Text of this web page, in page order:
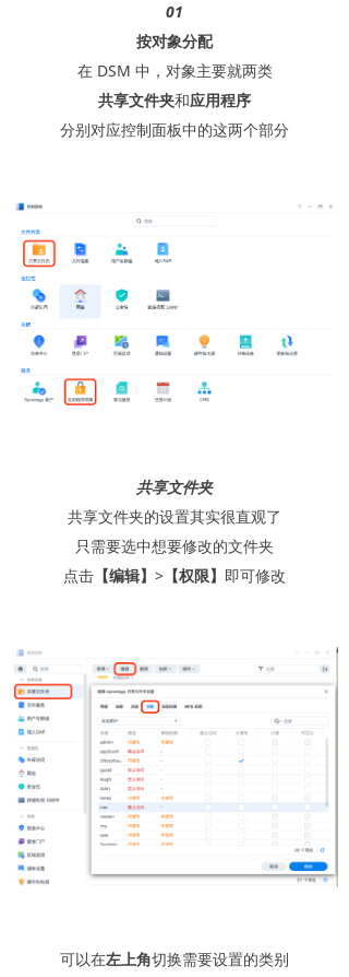
01
按对象分配
在 DSM 中，对象主要就两类
共享文件夹和应用程序
分别对应控制面板中的这两个部分
共享文件夹
共享文件夹的设置其实很直观了
只需要选中想要修改的文件夹
点击 【编辑】 > 【权限】 即可修改
可以在左上角切换需要设置的类别